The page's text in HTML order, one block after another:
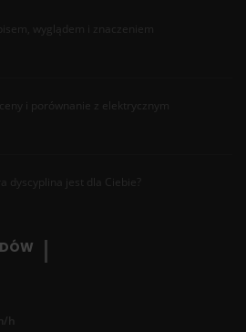
wyglądem i znaczeniem
i porównanie z elektrycznym
dyscyplina jest dla Ciebie?
h